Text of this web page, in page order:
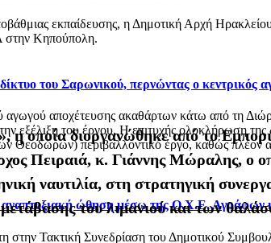
εκπαίδευσης, η Δημοτική Αρχή
Κηπούπολη.
του Σαρωνικού, περνώντας ο
αποχέτευσης ακαθάρτων κάτω από τη
εξέλιξη του έργου. Η επιτυχής ολοκλήρωση
περιβαλλοντικό έργο, καθώς πλέον
αναπτυξιακή ώθηση μέσω της Ο.Χ.Ε. Αγράφων
στην Τακτική Συνεδρίαση του Δημοτικού
η οποία διοργανώθηκε από το
Πειραιά, κ. Γιάννης Μώραλης, ο
ναυτιλία, στη στρατηγική
του λιμανιού και των